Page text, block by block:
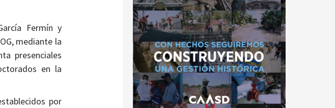
Fermín y
mediante la
presenciales
en la
por